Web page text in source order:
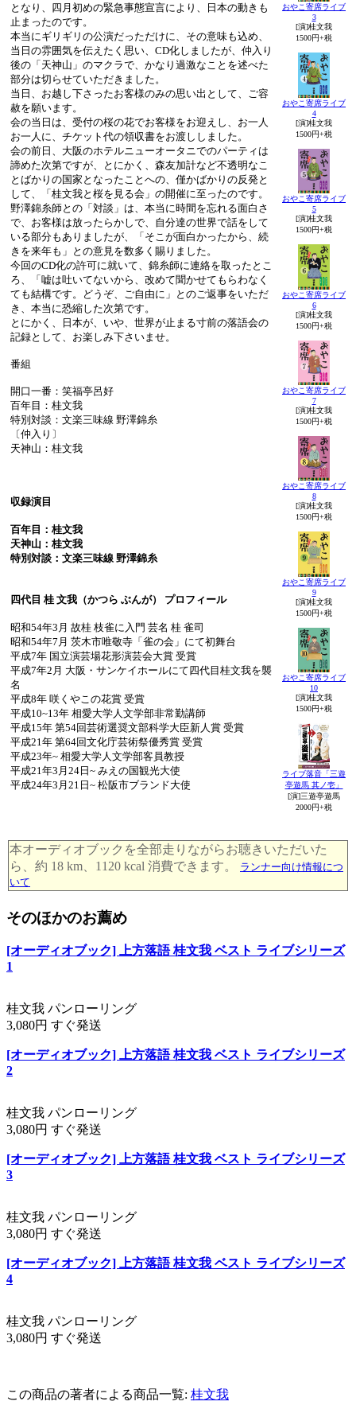
となり、四月初めの緊急事態宣言により、日本の動きも
止まったのです。
本当にギリギリの公演だっただけに、その意味も込め、
当日の雰囲気を伝えたく思い、CD化しましたが、仲入り
後の「天神山」のマクラで、かなり過激なことを述べた
部分は切らせていただきました。
当日、お越し下さったお客様のみの思い出として、ご容
赦を願います。
会の当日は、受付の桜の花でお客様をお迎えし、お一人
お一人に、チケット代の領収書をお渡ししました。
会の前日、大阪のホテルニューオータニでのパーティは
諦めた次第ですが、とにかく、森友加計など不透明なこ
とばかりの国家となったことへの、僅かばかりの反発と
して、「桂文我と桜を見る会」の開催に至ったのです。
野澤錦糸師との「対談」は、本当に時間を忘れる面白さ
で、お客様は放ったらかしで、自分達の世界で話をして
いる部分もありましたが、「そこが面白かったから、続
きを来年も」との意見を数多く賜りました。
今回のCD化の許可に就いて、錦糸師に連絡を取ったとこ
ろ、「嘘は吐いてないから、改めて聞かせてもらわなく
ても結構です。どうぞ、ご自由に」とのご返事をいただ
き、本当に恐縮した次第です。
とにかく、日本が、いや、世界が止まる寸前の落語会の
記録として、お楽しみ下さいませ。
番組
開口一番：笑福亭呂好
百年目：桂文我
特別対談：文楽三味線 野澤錦糸
〔仲入り〕
天神山：桂文我
収録演目
百年目：桂文我
天神山：桂文我
特別対談：文楽三味線 野澤錦糸
四代目 桂 文我（かつら ぶんが） プロフィール
昭和54年3月 故桂 枝雀に入門 芸名 桂 雀司
昭和54年7月 茨木市唯敬寺「雀の会」にて初舞台
平成7年 国立演芸場花形演芸会大賞 受賞
平成7年2月 大阪・サンケイホールにて四代目桂文我を襲
名
平成8年 咲くやこの花賞 受賞
平成10~13年 相愛大学人文学部非常勤講師
平成15年 第54回芸術選奨文部科学大臣新人賞 受賞
平成21年 第64回文化庁芸術祭優秀賞 受賞
平成23年~ 相愛大学人文学部客員教授
平成21年3月24日~ みえの国観光大使
平成24年3月21日~ 松阪市ブランド大使
おやこ寄席ライブ
3
[演]桂文我
1500円+税
おやこ寄席ライブ
4
[演]桂文我
1500円+税
おやこ寄席ライブ
5
[演]桂文我
1500円+税
おやこ寄席ライブ
6
[演]桂文我
1500円+税
おやこ寄席ライブ
7
[演]桂文我
1500円+税
おやこ寄席ライブ
8
[演]桂文我
1500円+税
おやこ寄席ライブ
9
[演]桂文我
1500円+税
おやこ寄席ライブ
10
[演]桂文我
1500円+税
ライブ落音「三遊
亭遊馬 其ノ壱」
[演]三遊亭遊馬
2000円+税
本オーディオブックを全部走りながらお聴きいただいた
ら、約 18 km、1120 kcal 消費できます。
ランナー向け情報につ
いて
そのほかのお薦め
[オーディオブック] 上方落語 桂文我 ベスト ライブシリーズ
1
桂文我 パンローリング
3,080円 すぐ発送
[オーディオブック] 上方落語 桂文我 ベスト ライブシリーズ
2
桂文我 パンローリング
3,080円 すぐ発送
[オーディオブック] 上方落語 桂文我 ベスト ライブシリーズ
3
桂文我 パンローリング
3,080円 すぐ発送
[オーディオブック] 上方落語 桂文我 ベスト ライブシリーズ
4
桂文我 パンローリング
3,080円 すぐ発送
この商品の著者による商品一覧: 桂文我